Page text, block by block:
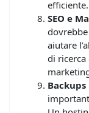
efficiente.
SEO e
aiutare
di ricerca